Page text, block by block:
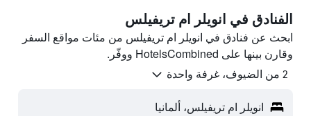
الفنادق في انويلر ام تريفيلس
ابحث عن فنادق في انويلر ام تريفيلس من مئات مواقع السفر
وقارن بينها على HotelsCombined ووفّر.
2 من الضيوف، غرفة واحدة
انويلر ام تريفيلس، ألمانيا